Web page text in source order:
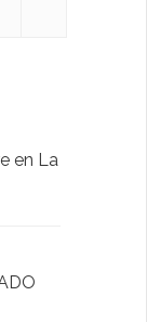
en La